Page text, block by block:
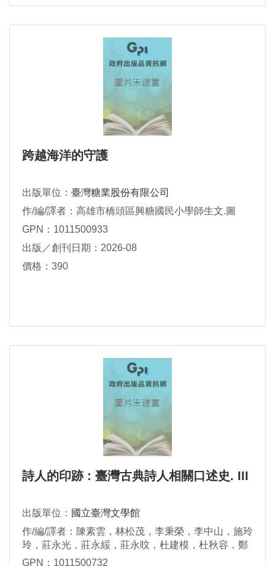
跨越海洋的守護
出版單位： 臺灣糖業股份有限公司
作/編/譯者：高雄市橋頭區興糖國民小學師生文.圖
GPN：1011500933
出版／創刊日期：2026-08
價格：390
詩人的印跡 : 臺灣古典詩人相關口述史. III
出版單位： 國立臺灣文學館
作/編/譯者：陳素雲，林松茂，李秉榮，李中山，施玲
玲，莊永光，莊永綏，莊永旼，杜建模，杜秋容，鄭
麒傑，黃綉珠，施鏘鏘，許經霖，許月英，王烱如，
GPN：1011500732